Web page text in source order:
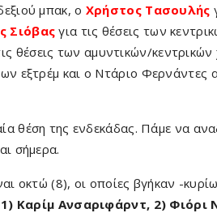
μπακ, ο Χρήστος Τασουλής
Σιόβας για τις θέσεις των
θέσεις των αμυντικών/κεντρικών
εξτρέμ και ο Ντάριο Φερνάντες
θέση της ενδεκάδας. Πάμε να
σήμερα.
οκτώ (8), οι οποίες βγήκαν -
1) Καρίμ Ανσαριφάρντ, 2)